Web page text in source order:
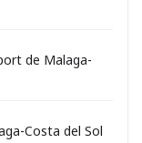
de Malaga-
Costa del Sol